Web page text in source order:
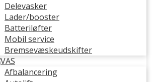
Delevasker
Lader/booster
Batteriløfter
Mobil service
Bremsevæskeudskifter
VAS
Afbalancering